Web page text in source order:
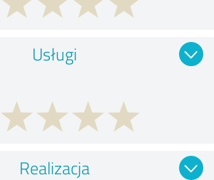
Usługi
Realizacja